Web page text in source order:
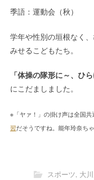
季語：運動会（秋）
学年や性別の垣根なく
みせるこどもたち。
「体操の隊形に～、ひ
にこだましました。
※「ヤァ！」の掛け声は全国共
習だそうですね。 能年玲奈ち
スポーツ, 大